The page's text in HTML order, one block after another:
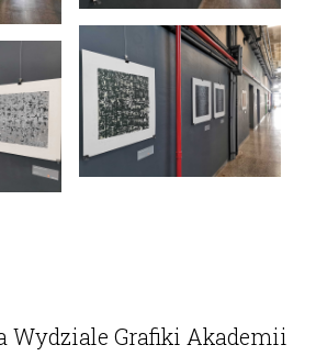
Wydziale Grafiki Akademii